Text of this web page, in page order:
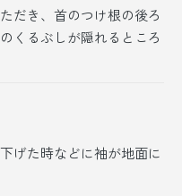
だき、首のつけ根の後ろ
くるぶしが隠れるところ
げた時などに袖が地面に